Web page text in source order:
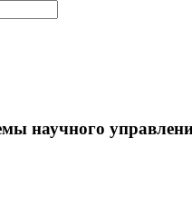
научного